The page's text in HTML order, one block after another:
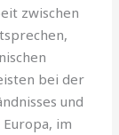
zwischen
bei der
und
im